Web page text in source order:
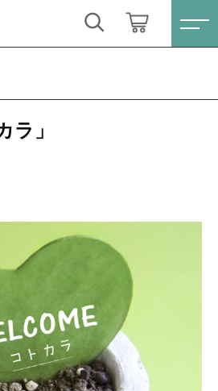
ラ」
録
）シリーズ
シ・歯磨き粉
ル歯ブラシ・歯磨き粉
オル/ハンカチ
会津］かごバッグ
ーワード検索
～